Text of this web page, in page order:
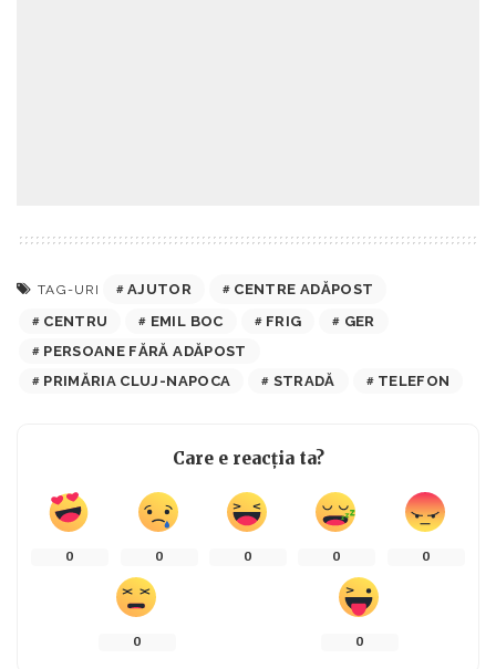
TAG-URI AJUTOR
CENTRE ADĂPOST
CENTRU
EMIL BOC FRIG
GER
PERSOANE FĂRĂ ADĂPOST
PRIMĂRIA CLUJ-NAPOCA
STRADĂ TELEFON
Care e reacția ta?
0 0 0 0 0
0 0